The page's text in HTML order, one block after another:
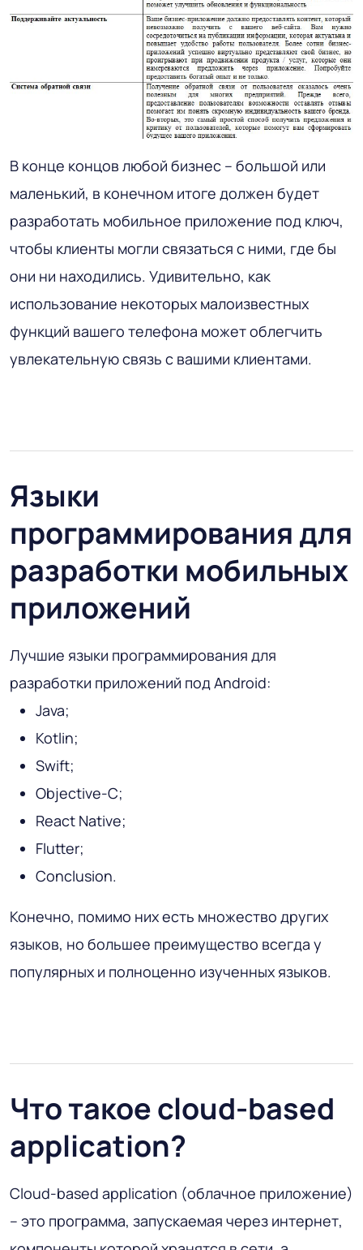
В конце концов любой бизнес – большой или
маленький, в конечном итоге должен будет
разработать мобильное приложение под ключ,
чтобы клиенты могли связаться с ними, где бы
они ни находились. Удивительно, как
использование некоторых малоизвестных
функций вашего телефона может облегчить
увлекательную связь с вашими клиентами.
Языки
программирования для
разработки мобильных
приложений
Лучшие языки программирования для
разработки приложений под Android:
Java;
Kotlin;
Swift;
Objective-C;
React Native;
Flutter;
Conclusion.
Конечно, помимо них есть множество других
языков, но большее преимущество всегда у
популярных и полноценно изученных языков.
Что такое cloud-based
application?
Cloud-based application (облачное приложение)
– это программа, запускаемая через интернет,